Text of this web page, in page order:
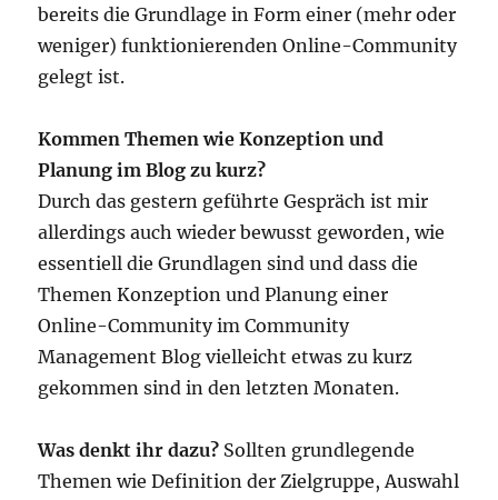
bereits die Grundlage in Form einer (mehr oder
weniger) funktionierenden Online-Community
gelegt ist.
Kommen Themen wie Konzeption und
Planung im Blog zu kurz?
Durch das gestern geführte Gespräch ist mir
allerdings auch wieder bewusst geworden, wie
essentiell die Grundlagen sind und dass die
Themen Konzeption und Planung einer
Online-Community im Community
Management Blog vielleicht etwas zu kurz
gekommen sind in den letzten Monaten.
Was denkt ihr dazu? Sollten grundlegende
Themen wie Definition der Zielgruppe, Auswahl